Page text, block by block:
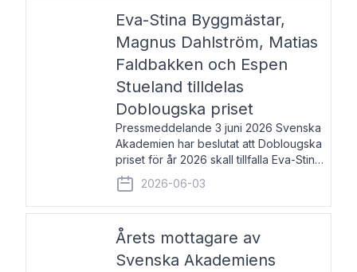
Eva-Stina Byggmästar,
Magnus Dahlström, Matias
Faldbakken och Espen
Stueland tilldelas
Doblougska priset
Pressmeddelande 3 juni 2026 Svenska
Akademien har beslutat att Doblougska
priset för år 2026 skall tillfalla Eva-Stina
Byggmästar, Magnus Dahlström, Matias
Faldbakken samt Espen Stueland.
Prisbeloppet är 200 000 svenska
2026-06-03
Årets mottagare av
Svenska Akademiens